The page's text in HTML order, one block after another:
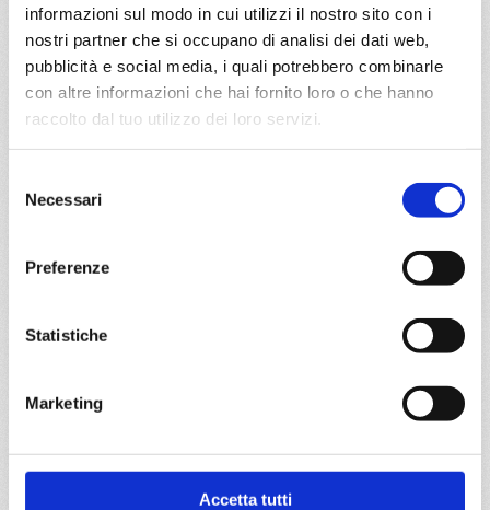
informazioni sul modo in cui utilizzi il nostro sito con i
nostri partner che si occupano di analisi dei dati web,
pubblicità e social media, i quali potrebbero combinarle
con altre informazioni che hai fornito loro o che hanno
raccolto dal tuo utilizzo dei loro servizi.
delNecessari
Preferenze
Statistiche
Marketing
Accetta tutti
a partire da
€ 653
Mediterraneo
MSC Orchestra
Tarragona, Valencia, Provence(marseilles)
€ 653
€ 653